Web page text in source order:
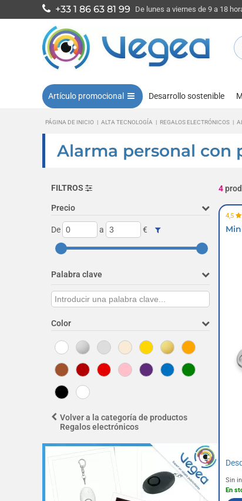
+33 1 86 63 81 99 De lunes a viernes de 9 a 18
Artículo promocional Desarrollo sostenible
PÁGINA DE INICIO | ALTA TECNOLOGÍA | REGALOS ELECTRÓNICOS |
Alarma personal con
FILTROS
Precio
De a €
Palabra clave
Color
Volver a la categoría de productos
Regalos electrónicos
4
4,5
Sin
En